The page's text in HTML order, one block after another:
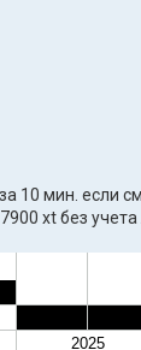
10 мин. если
xt без учета